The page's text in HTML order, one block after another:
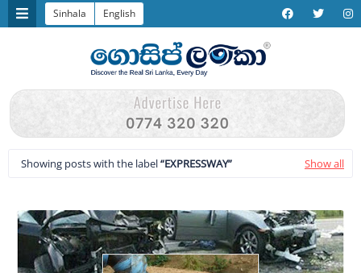
Sinhala English
Showing posts with the label EXPRESSWAY Show all